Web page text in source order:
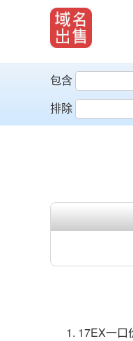
包含
排除
17EX一口